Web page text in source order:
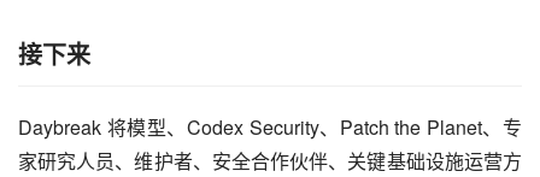
接下来
Daybreak 将模型、Codex Security、Patch the Planet、专
家研究人员、维护者、安全合作伙伴、关键基础设施运营方